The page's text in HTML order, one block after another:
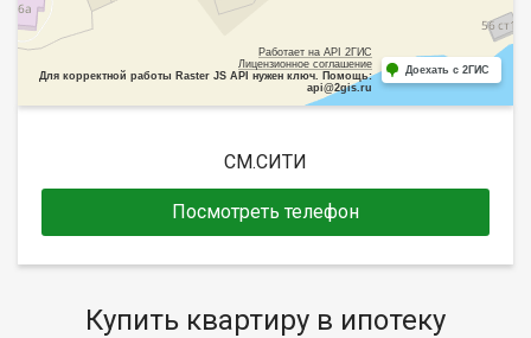
Работает на API 2ГИС
Лицензионное соглашение
Для корректной работы Raster JS API нужен ключ. Помощь:
api@2gis.ru
Доехать с 2ГИС
СМ.СИТИ
Посмотреть телефон
Купить квартиру в ипотеку